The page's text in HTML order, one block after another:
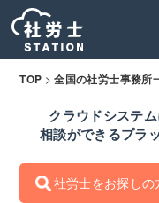
TOP >全国の社労士事務所
クラウドシステ
相談ができるプラ
社労士をお探しの